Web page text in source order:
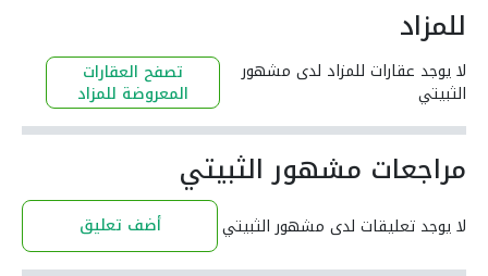
للمزاد
لا يوجد عقارات للمزاد لدى مشهور
الثبيتي
تصفح العقارات
المعروضة للمزاد
مراجعات مشهور الثبيتي
لا يوجد تعليقات لدى مشهور الثبيتي أضف تعليق